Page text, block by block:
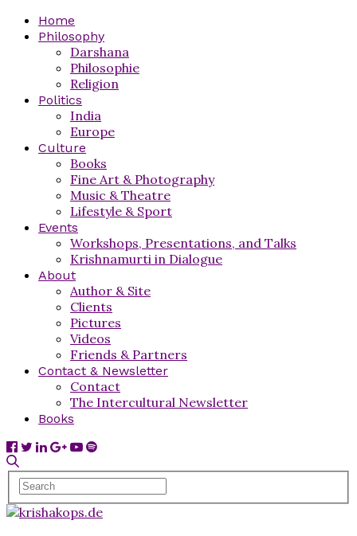
Home
Philosophy
Darshana
Philosophie
Religion
Politics
India
Europe
Culture
Books
Fine Art & Photography
Music & Theatre
Lifestyle & Sport
Events
Workshops, Presentations, and Talks
Krishnamurti in Dialogue
About
Author & Site
Clients
Pictures
Videos
Friends & Partners
Contact & Newsletter
Contact
The Intercultural Newsletter
Books